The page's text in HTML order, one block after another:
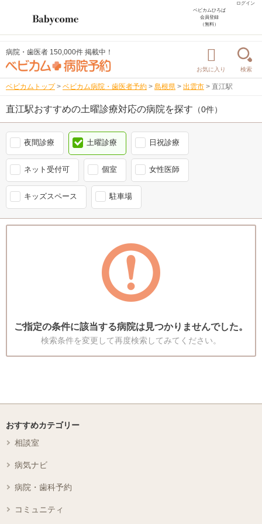
ログイン
ベビカムひろば
会員登録
（無料）
病院・歯医者 150,000件 掲載中！
お気に入り 検索
ベビカムトップ > ベビカム病院・歯医者予約 > 島根県 > 出雲市 > 直江駅
直江駅おすすめの土曜診療対応の病院を探す （0件）
夜間診療 土曜診療 日祝診療
ネット受付可 個室 女性医師
キッズスペース 駐車場
ご指定の条件に該当する病院は見つかりませんでした。
検索条件を変更して再度検索してみてください。
おすすめカテゴリー
相談室
病気ナビ
病院・歯科予約
コミュニティ